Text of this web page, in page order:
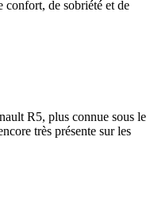
confort, de sobriété et de
R5, plus connue sous le
très présente sur les